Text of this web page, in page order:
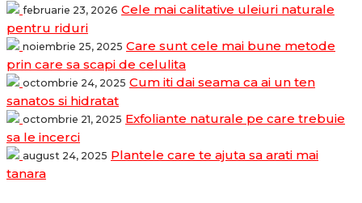
februarie 23, 2026 Cele mai calitative uleiuri naturale
pentru riduri
noiembrie 25, 2025 Care sunt cele mai bune metode
prin care sa scapi de celulita
octombrie 24, 2025 Cum iti dai seama ca ai un ten
sanatos si hidratat
octombrie 21, 2025 Exfoliante naturale pe care trebuie
sa le incerci
august 24, 2025 Plantele care te ajuta sa arati mai
tanara